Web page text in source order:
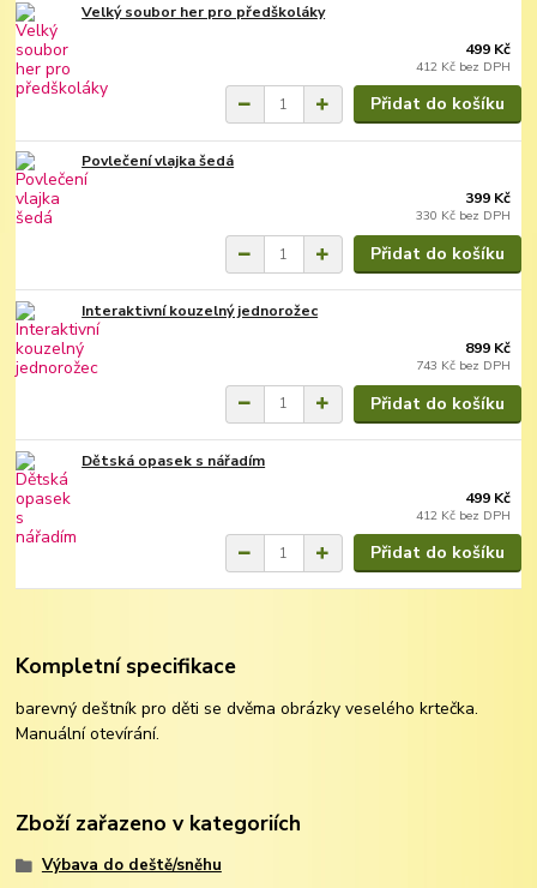
Velký soubor her pro předškoláky
499 Kč
412 Kč bez DPH
Přidat do košíku
Povlečení vlajka šedá
399 Kč
330 Kč bez DPH
Přidat do košíku
Interaktivní kouzelný jednorožec
899 Kč
743 Kč bez DPH
Přidat do košíku
Dětská opasek s nářadím
499 Kč
412 Kč bez DPH
Přidat do košíku
Kompletní specifikace
barevný deštník pro děti se dvěma obrázky veselého krtečka.
Manuální otevírání.
Zboží zařazeno v kategoriích
Výbava do deště/sněhu